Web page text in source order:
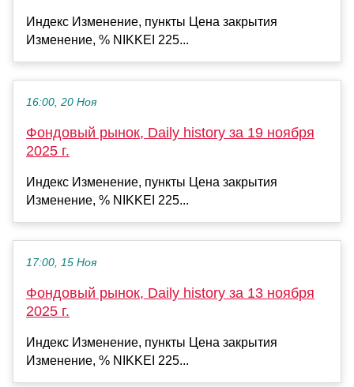
Индекс Изменение, пункты Цена закрытия
Изменение, % NIKKEI 225...
16:00, 20 Ноя
Фондовый рынок, Daily history за 19 ноября
2025 г.
Индекс Изменение, пункты Цена закрытия
Изменение, % NIKKEI 225...
17:00, 15 Ноя
Фондовый рынок, Daily history за 13 ноября
2025 г.
Индекс Изменение, пункты Цена закрытия
Изменение, % NIKKEI 225...